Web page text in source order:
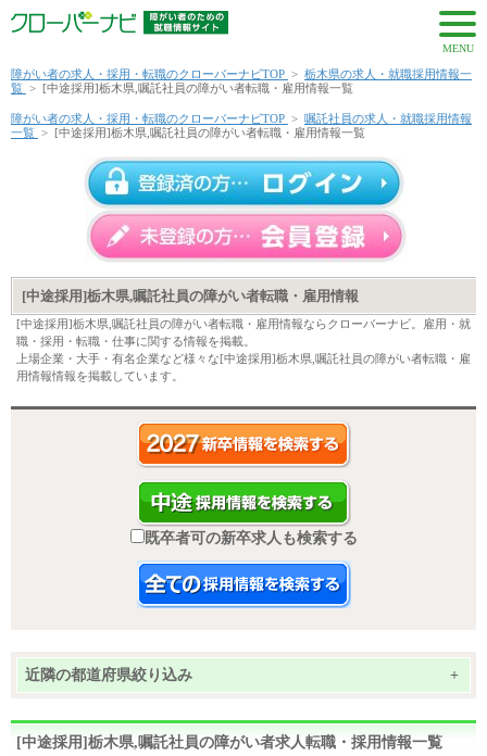
MENU
障がい者の求人・採用・転職のクローバーナビTOP > 栃木県の求人・就職採用情報一
覧 > [中途採用]栃木県,嘱託社員の障がい者転職・雇用情報一覧
障がい者の求人・採用・転職のクローバーナビTOP > 嘱託社員の求人・就職採用情報
一覧 > [中途採用]栃木県,嘱託社員の障がい者転職・雇用情報一覧
[中途採用]栃木県,嘱託社員の障がい者転職・雇用情報
[中途採用]栃木県,嘱託社員の障がい者転職・雇用情報ならクローバーナビ。雇用・就
職・採用・転職・仕事に関する情報を掲載。
上場企業・大手・有名企業など様々な[中途採用]栃木県,嘱託社員の障がい者転職・雇
用情報情報を掲載しています。
既卒者可の新卒求人も検索する
近隣の都道府県絞り込み +
[中途採用]栃木県,嘱託社員の障がい者求人転職・採用情報一覧